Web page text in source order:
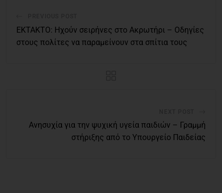
ΕΚΤΑΚΤΟ: Ηχούν σειρήνες στο Ακρωτήρι – Οδηγίες
στους πολίτες να παραμείνουν στα σπίτια τους
Ανησυχία για την ψυχική υγεία παιδιών – Γραμμή
στήριξης από το Υπουργείο Παιδείας